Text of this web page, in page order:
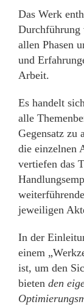
Das Werk
Durchführung
allen Phasen
und
Arbeit.
Es handelt
alle
Gegensatz zu
die einzelnen
vertiefen das
jeweiligen
In der
einem
ist, um den
bieten den